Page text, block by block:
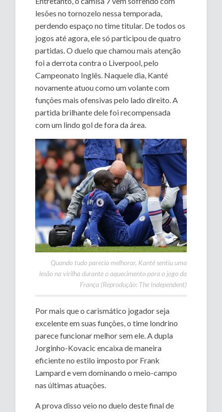
lesões no tornozelo nessa temporada,
perdendo espaço no time titular. De todos os
jogos até agora, ele só participou de quatro
partidas. O duelo que chamou mais atenção
foi a derrota contra o Liverpool, pelo
Campeonato Inglês. Naquele dia, Kanté
novamente atuou como um volante com
funções mais ofensivas pelo lado direito. A
partida brilhante dele foi recompensada
com um lindo gol de fora da área.
Quando tudo parecia melhorar, Kanté sentiu uma
lesão na virilha durante o aquecimento para o jogo da
França (Reprodução: The Independent)
Por mais que o carismático jogador seja
excelente em suas funções, o time londrino
parece funcionar melhor sem ele. A dupla
Jorginho-Kovacic encaixa de maneira
eficiente no estilo imposto por Frank
Lampard e vem dominando o meio-campo
nas últimas atuações.
A prova disso veio no duelo deste final de